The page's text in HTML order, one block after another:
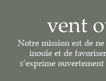
Notre mission est de
inouïe et de
s’exprime